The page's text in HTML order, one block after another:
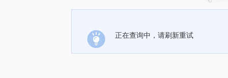
正在查询中，请刷新重试